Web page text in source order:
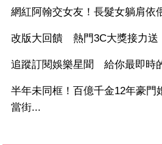
網紅阿翰交女友！長髮女躺肩依
改版大回饋 熱門3C大獎接力送
追蹤訂閱娛樂星聞 給你最即時
半年未同框！百億千金12年豪
當街...